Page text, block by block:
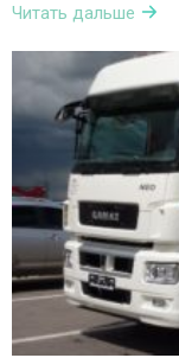
Читать дальше